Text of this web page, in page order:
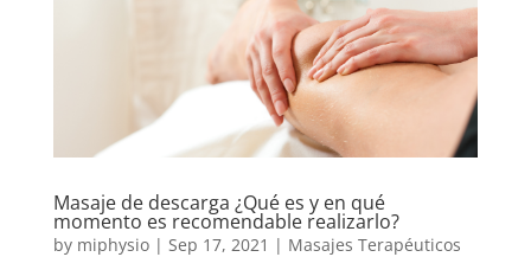
Masaje de descarga ¿Qué es y en qué
momento es recomendable realizarlo?
by miphysio| Sep 17, 2021 | Masajes Terapéuticos